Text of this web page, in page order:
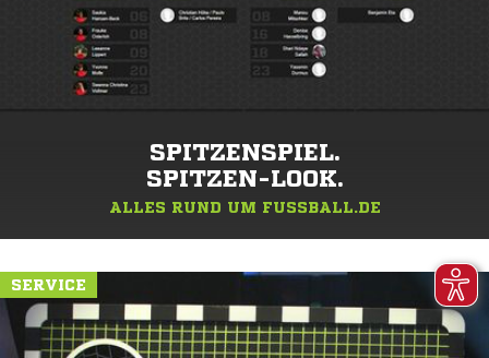
SPITZENSPIEL.
SPITZEN-LOOK.
ALLES RUND UM FUSSBALL.DE
SERVICE